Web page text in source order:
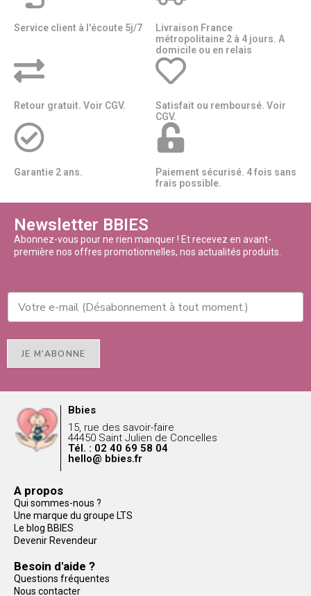
Service client à l'écoute 5j/7
Livraison France
métropolitaine 2 à 4 jours. A
domicile ou en relais​​
Retour gratuit. Voir CGV.
Satisfait ou remboursé. Voir
CGV.
Garantie 2 ans.
Paiement sécurisé. 4 fois sans
frais possible.
Newsletter BBIES
Abonnez-vous pour ne rien manquer ! Et recevez en avant-
première nos offres promotionnelles, nos actualités produits.
JE M'ABONNE
Bbies
15, rue des savoir-faire
44450 Saint Julien de Concelles
Tél. : 02 40 69 58 04
hello@ bbies.fr
A propos
Qui sommes-nous ?
Une marque du groupe LTS
Le blog BBIES
Devenir Revendeur
Besoin d'aide ?
Questions fréquentes
Nous contacter